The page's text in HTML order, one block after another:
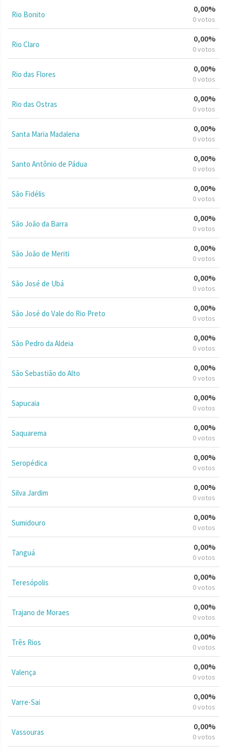
Rio Bonito
0,00%
0 votos
Rio Claro
0,00%
0 votos
Rio das Flores
0,00%
0 votos
Rio das Ostras
0,00%
0 votos
Santa Maria Madalena
0,00%
0 votos
Santo Antônio de Pádua
0,00%
0 votos
São Fidélis
0,00%
0 votos
São João da Barra
0,00%
0 votos
São João de Meriti
0,00%
0 votos
São José de Ubá
0,00%
0 votos
São José do Vale do Rio Preto
0,00%
0 votos
São Pedro da Aldeia
0,00%
0 votos
São Sebastião do Alto
0,00%
0 votos
Sapucaia
0,00%
0 votos
Saquarema
0,00%
0 votos
Seropédica
0,00%
0 votos
Silva Jardim
0,00%
0 votos
Sumidouro
0,00%
0 votos
Tanguá
0,00%
0 votos
Teresópolis
0,00%
0 votos
Trajano de Moraes
0,00%
0 votos
Três Rios
0,00%
0 votos
Valença
0,00%
0 votos
Varre-Sai
0,00%
0 votos
Vassouras
0,00%
0 votos